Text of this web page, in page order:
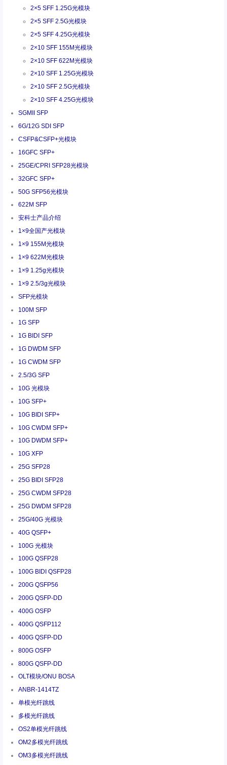
2×5 SFF 1.25G光模块
2×5 SFF 2.5G光模块
2×5 SFF 4.25G光模块
2×10 SFF 155M光模块
2×10 SFF 622M光模块
2×10 SFF 1.25G光模块
2×10 SFF 2.5G光模块
2×10 SFF 4.25G光模块
SGMII SFP
6G/12G SDI SFP
CSFP&CSFP+光模块
16GFC SFP+
25GE/CPRI SFP28光模块
32GFC SFP+
50G SFP56光模块
622M SFP
安科士产品介绍
1×9全国产光模块
1×9 155M光模块
1×9 622M光模块
1×9 1.25g光模块
1×9 2.5/3g光模块
SFP光模块
100M SFP
1G SFP
1G BIDI SFP
1G DWDM SFP
1G CWDM SFP
2.5/3G SFP
10G 光模块
10G SFP+
10G BIDI SFP+
10G CWDM SFP+
10G DWDM SFP+
10G XFP
25G SFP28
25G BIDI SFP28
25G CWDM SFP28
25G DWDM SFP28
25G/40G 光模块
40G QSFP+
100G 光模块
100G QSFP28
100G BIDI QSFP28
200G QSFP56
200G QSFP-DD
400G OSFP
400G QSFP112
400G QSFP-DD
800G OSFP
800G QSFP-DD
OLT模块/ONU BOSA
ANBR-1414TZ
单模光纤跳线
多模光纤跳线
OS2单模光纤跳线
OM2多模光纤跳线
OM3多模光纤跳线